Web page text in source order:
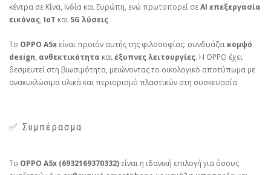
κέντρα σε Κίνα, Ινδία και Ευρώπη, ενώ πρωτοπορεί σεAI επεξεργασία
εικόνας, IoT και 5G λύσεις.
Το OPPO A5x είναι προϊόν αυτής της φιλοσοφίας: συνδυάζει κομψό
design, ανθεκτικότητα καιέξυπνες λειτουργίες. Η OPPO έχει
δεσμευτεί στη βιωσιμότητα, μειώνοντας το οικολογικό αποτύπωμα με
ανακυκλώσιμα υλικά και περιορισμό πλαστικών στη συσκευασία.
✅ Συμπέρασμα
Το OPPO A5x (6932169370332) είναι η ιδανική επιλογή για όσους